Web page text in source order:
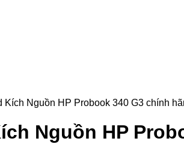
Kích Nguồn HP Probook 340 G3 chính
Nguồn HP